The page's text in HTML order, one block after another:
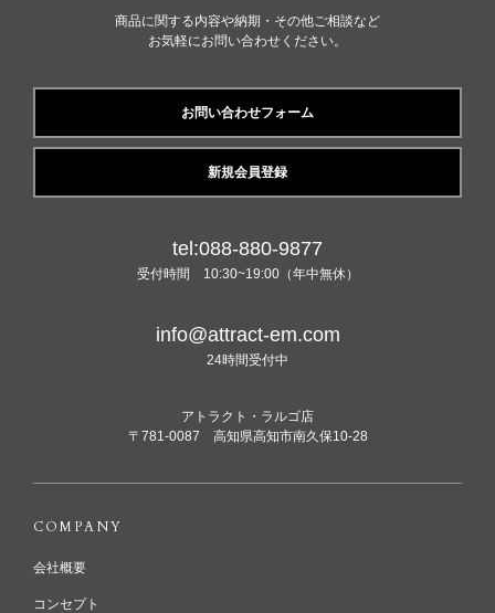
商品に関する内容や納期・その他ご相談など
お気軽にお問い合わせください。
お問い合わせフォーム
新規会員登録
tel:088-880-9877
受付時間 10:30~19:00（年中無休）
info@attract-em.com
24時間受付中
アトラクト・ラルゴ店
〒781-0087 高知県高知市南久保10-28
COMPANY
会社概要
コンセプト